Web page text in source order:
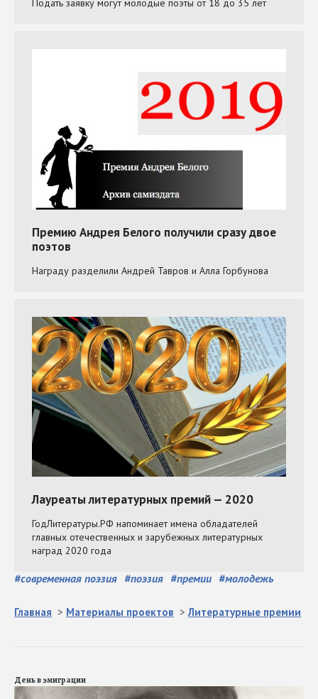
#современная поэзия #поэзия #премии #молодежь
Главная > Материалы проектов >Литературные премии
День в эмиграции